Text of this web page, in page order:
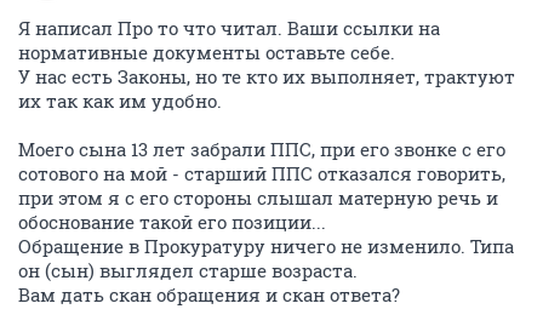
Я написал Про то что читал. Ваши ссылки на
нормативные документы оставьте себе.
У нас есть Законы, но те кто их выполняет, трактуют
их так как им удобно.
Моего сына 13 лет забрали ППС, при его звонке с его
сотового на мой - старший ППС отказался говорить,
при этом я с его стороны слышал матерную речь и
обоснование такой его позиции...
Обращение в Прокуратуру ничего не изменило. Типа
он (сын) выглядел старше возраста.
Вам дать скан обращения и скан ответа?